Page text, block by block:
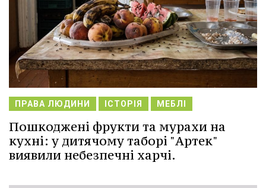
ПРАВА ЛЮДИНИ ІСТОРІЯ МЕБЛІ
Пошкоджені фрукти та мурахи на
кухні: у дитячому таборі "Артек"
виявили небезпечні харчі.